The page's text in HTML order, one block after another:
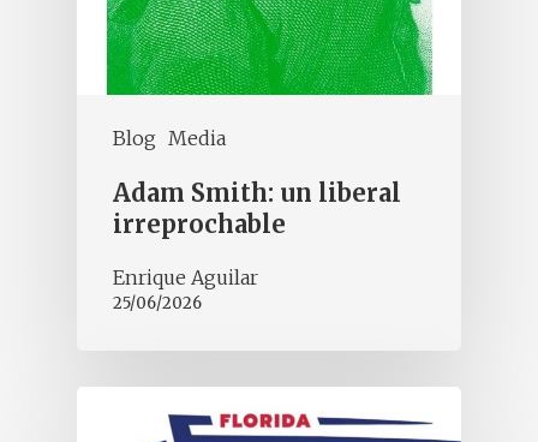
Blog Media
Adam Smith: un liberal
irreprochable
Enrique Aguilar
25/06/2026